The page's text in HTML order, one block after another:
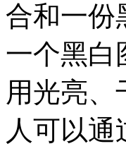
合和一份
一个黑白
用光亮、
人可以